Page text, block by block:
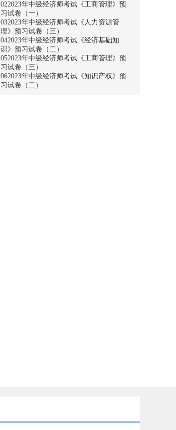
022023年中级经济师考试《工商管理》预
习试卷（一）
032023年中级经济师考试《人力资源管
理》预习试卷（三）
042023年中级经济师考试《经济基础知
识》预习试卷（二）
052023年中级经济师考试《工商管理》预
习试卷（三）
062023年中级经济师考试《知识产权》预
习试卷（二）